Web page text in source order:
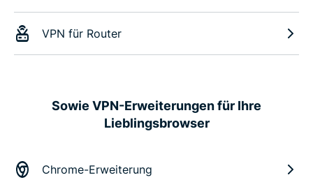
VPN für Router
Sowie VPN-Erweiterungen für Ihre
Lieblingsbrowser
Chrome-Erweiterung